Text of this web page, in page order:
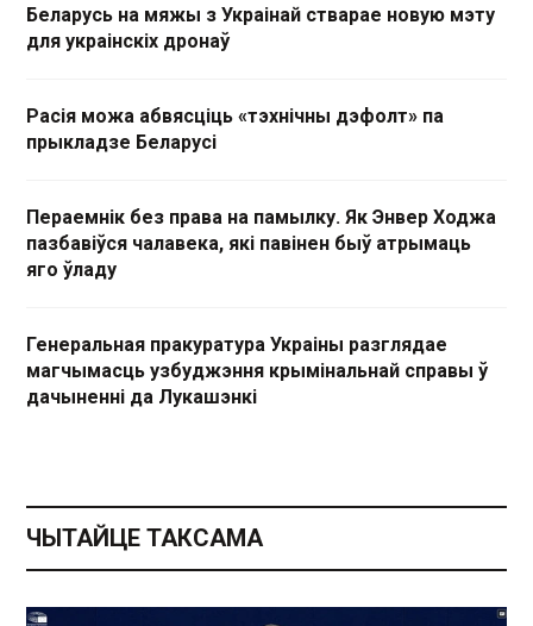
Беларусь на мяжы з Украінай стварае новую мэту
для украінскіх дронаў
Расія можа абвясціць «тэхнічны дэфолт» па
прыкладзе Беларусі
Пераемнік без права на памылку. Як Энвер Ходжа
пазбавіўся чалавека, які павінен быў атрымаць
яго ўладу
Генеральная пракуратура Украіны разглядае
магчымасць узбуджэння крымінальнай справы ў
дачыненні да Лукашэнкі
ЧЫТАЙЦЕ ТАКСАМА